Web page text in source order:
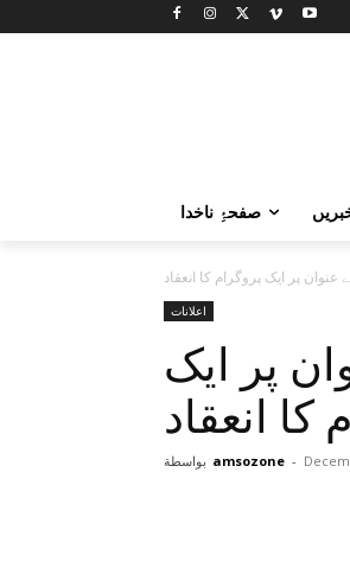
صفحۂِ ناخدا
پر ایک پروگرام کا انعقاد
اعلانات
پر ایک
کا انعقاد
بواسطة amsozone -